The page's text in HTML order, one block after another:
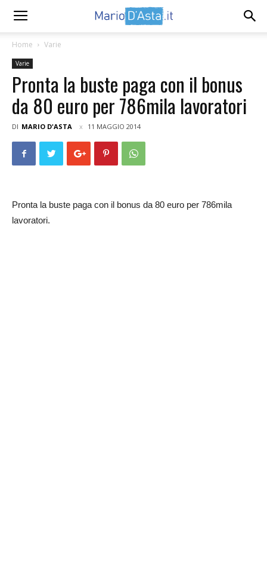
Home Varie
Varie
Pronta la buste paga con il bonus
da 80 euro per 786mila lavoratori
DI MARIO D'ASTA 11 MAGGIO 2014
Pronta la buste paga con il bonus da 80 euro per 786mila
lavoratori.